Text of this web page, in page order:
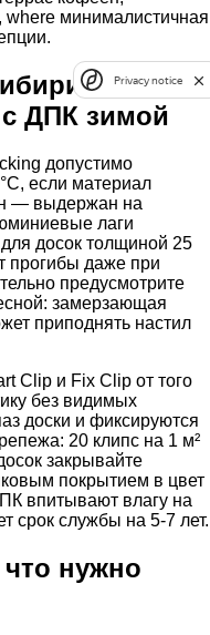
минималистичная
ДПК зимой
допустимо
если материал
— выдержан на
лаги
досок толщиной 25
прогибы даже при
предусмотрите
замерзающая
приподнять настил
Clip и Fix Clip от того
без видимых
доски и фиксируются
20 клипс на 1 м²
закрывайте
покрытием в цвет
впитывают влагу на
срок службы на 5-7 лет.
что нужно
Privacy notice